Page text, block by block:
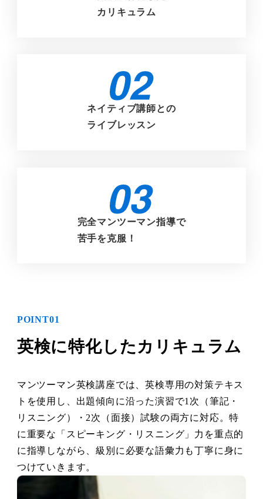
カリキュラム
ネイティブ講師との
ライブレッスン
完全マンツーマン指導で
苦手を克服！
POINT01
英検に特化したカリキュラム
マンツーマン英検講座では、英検専用の対策テキス
トを使用し、出題傾向に沿った演習で1次（筆記・
リスニング）・2次（面接）試験の両方に対応。特
に重要な「スピーキング・リスニング」力を重点的
に指導しながら、級別に必要な語彙力も丁寧に身に
つけていきます。